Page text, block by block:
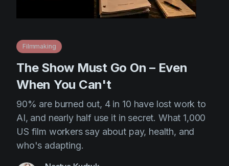
Filmmaking
The Show Must Go On – Even
When You Can't
90% are burned out, 4 in 10 have lost work to
AI, and nearly half use it in secret. What 1,000
US film workers say about pay, health, and
who's adapting.